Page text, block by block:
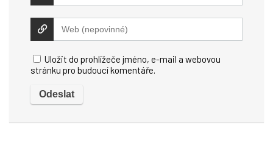
Uložit do prohlížeče jméno, e-mail a webovou
stránku pro budoucí komentáře.